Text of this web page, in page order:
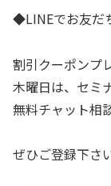
◆LINEでお友だ
割引クーポンプ
木曜日は、セミ
無料チャット相
ぜひご登録下さ